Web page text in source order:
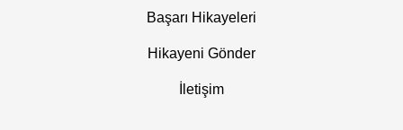
Başarı Hikayeleri
Hikayeni Gönder
İletişim